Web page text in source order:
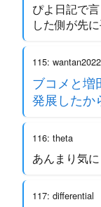
ぴよ日記で
した側が先
115: wantan2022
ブコメと増
発展したか
116: theta
あんまり気
117: differential